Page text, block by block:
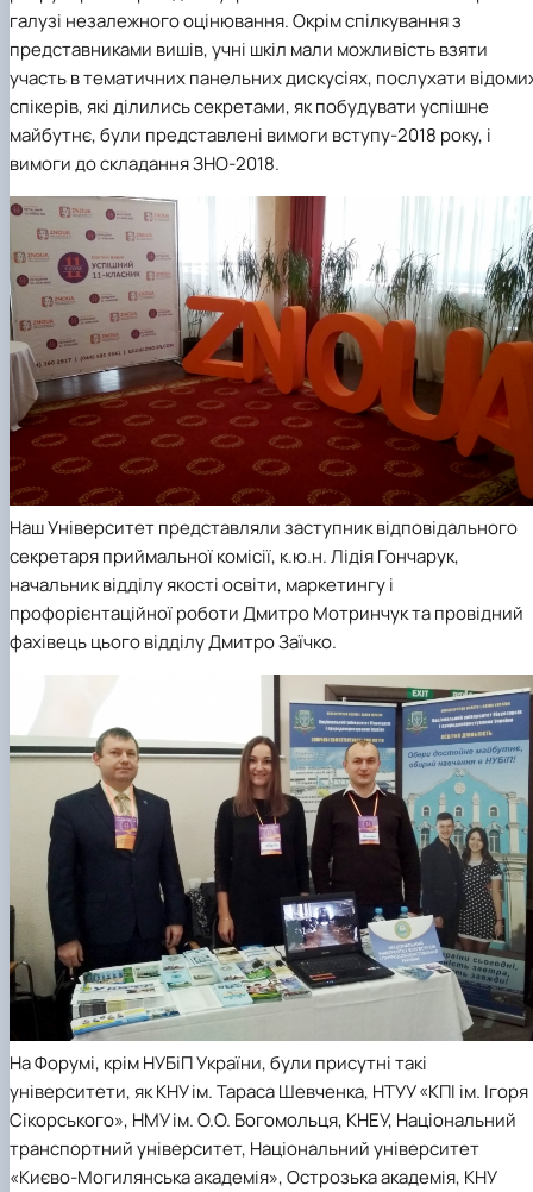
галузі незалежного оцінювання. Окрім спілкування з
представниками вишів, учні шкіл мали можливість взяти
участь в тематичних панельних дискусіях, послухати
спікерів, які ділились секретами, як побудувати успішне
майбутнє, були представлені вимоги вступу-2018 року, і
вимоги до складання ЗНО-2018.
Наш Університет представляли заступник відповідального
секретаря приймальної комісії, к.ю.н. Лідія Гончарук,
начальник відділу якості освіти, маркетингу і
профорієнтаційної роботи Дмитро Мотринчук та провідний
фахівець цього відділу Дмитро Заїчко.
На Форумі, крім НУБіП України, були присутні такі
університети, як КНУ ім. Тараса Шевченка, НТУУ «КПІ ім. Ігоря
Сікорського», НМУ ім. О.О. Богомольця, КНЕУ, Національний
транспортний університет, Національний університет
«Києво-Могилянська академія», Острозька академія, КНУ